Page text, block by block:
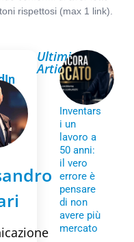
Ultimi
Articoli
Inventars
i un
lavoro a
50 anni:
il vero
errore è
pensare
di non
avere più
mercato